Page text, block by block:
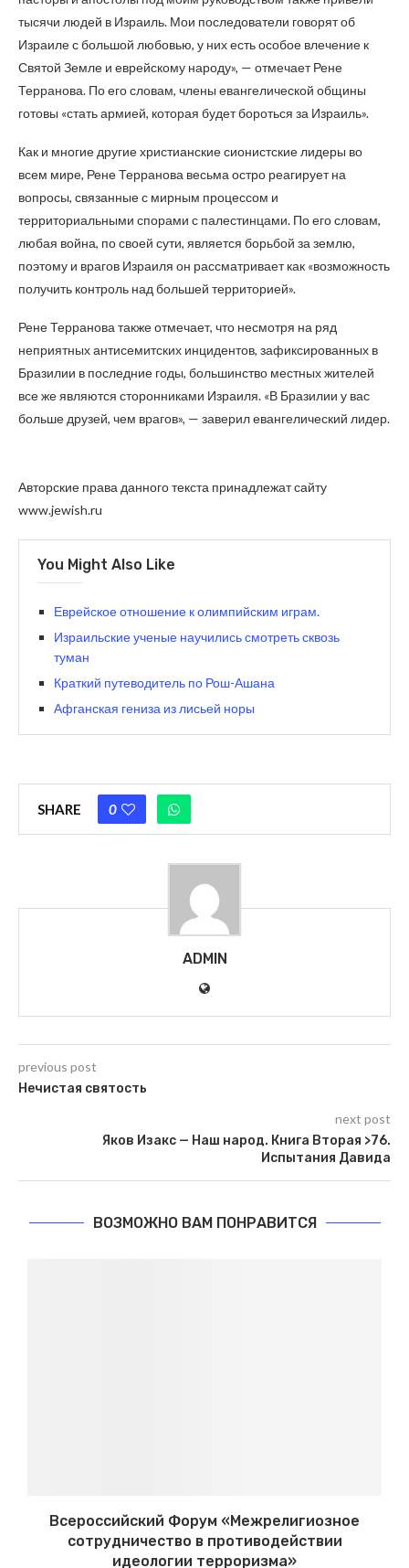
тысячи людей в Израиль. Мои последователи говорят об
Израиле с большой любовью, у них есть особое влечение к
Святой Земле и еврейскому народу», — отмечает Рене
Терранова. По его словам, члены евангелической общины
готовы «стать армией, которая будет бороться за Израиль».
Как и многие другие христианские сионистские лидеры во
всем мире, Рене Терранова весьма остро реагирует на
вопросы, связанные с мирным процессом и
территориальными спорами с палестинцами. По его словам,
любая война, по своей сути, является борьбой за землю,
поэтому и врагов Израиля он рассматривает как «возможность
получить контроль над большей территорией».
Рене Терранова также отмечает, что несмотря на ряд
неприятных антисемитских инцидентов, зафиксированных в
Бразилии в последние годы, большинство местных жителей
все же являются сторонниками Израиля. «В Бразилии у вас
больше друзей, чем врагов», — заверил евангелический лидер.
Авторские права данного текста принадлежат сайту
www.jewish.ru
You Might Also Like
Еврейское отношение к олимпийским играм.
Израильские ученые научились смотреть сквозь
туман
Краткий путеводитель по Рош-Ашана
Афганская гениза из лисьей норы
SHARE 0
ADMIN
previous post
Нечистая святость
next post
Яков Изакс — Наш народ. Книга Вторая >76.
Испытания Давида
ВОЗМОЖНО ВАМ ПОНРАВИТСЯ
Всероссийский Форум «Межрелигиозное
сотрудничество в противодействии
идеологии терроризма»